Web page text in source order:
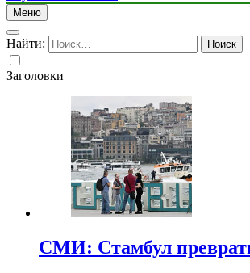
Меню
Найти:
Заголовки
СМИ: Стамбул